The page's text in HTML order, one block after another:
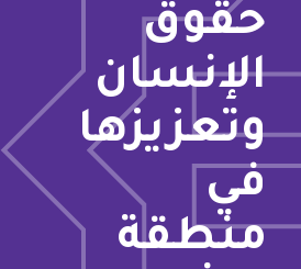
حقوق
الإنسان
وتعزيزها
في
منطقة